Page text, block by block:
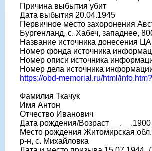
Причина выбытия убит
Дата выбытия 20.04.1945
Первичное место захоронения
Бургенланд, с. Хабеч, западнее,
Название источника донесения
Номер фонда источника
Номер описи источника
Номер дела источника
https://obd-memorial.ru/html/
Фамилия Ткачук
Имя Антон
Отчество Иванович
Дата рождения/Возраст __.__.1900
Место рождения Житомирская
р-н, с. Михайловка